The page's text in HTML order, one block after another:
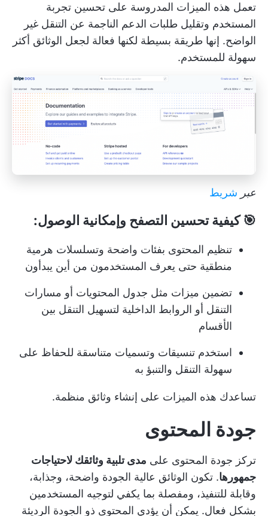
تعمل هذه الميزات المدروسة على تحسين تجربة
المستخدم وتقليل طلبات الدعم الناجمة عن التنقل غير
الواضح. إنها طريقة بسيطة لكنها فعالة لجعل الوثائق أكثر
سهولة للمستخدم.
عبر شريط
🎯 كيفية تحسين التصفح وإمكانية الوصول:
تنظيم المحتوى بفئات واضحة وتسلسلات هرمية
منطقية حتى يعرف المستخدمون من أين يبدأون
تضمين ميزات مثل جدول المحتويات أو مسارات
التنقل أو الروابط الداخلية لتسهيل التنقل بين
الأقسام
استخدم تنسيقات وتسميات متناسقة للحفاظ على
سهولة التنقل والتنبؤ به
تساعدك هذه الميزات على إنشاء وثائق منظمة.
جودة المحتوى
تركز جودة المحتوى على مدى تلبية وثائقك لاحتياجات
جمهورها. تكون الوثائق عالية الجودة واضحة، وجذابة،
وقابلة للتنفيذ، ومفصلة بما يكفي لتوجيه المستخدمين
بشكل فعال. يمكن أن يؤدي المحتوى ذو الجودة الرديئة